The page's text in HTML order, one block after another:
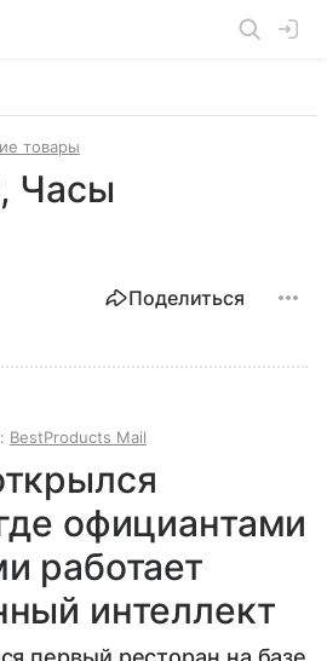
товары
Часы
Поделиться
BestProducts Mail
официантами
работает
интеллект